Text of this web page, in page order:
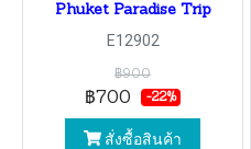
Phuket Paradise Trip
E12902
฿900
฿700 -22%
สั่งซื้อสินค้า